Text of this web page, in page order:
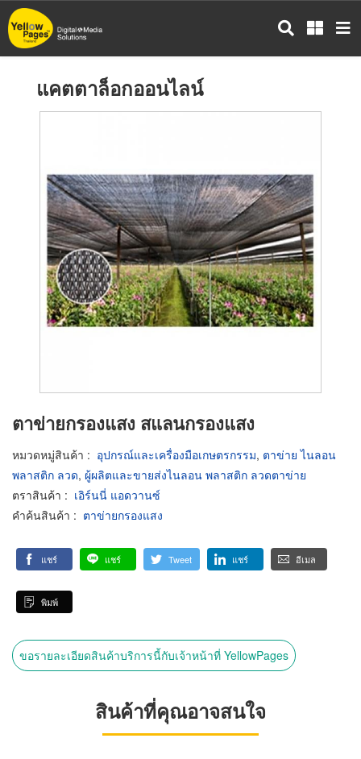
ข้าม
ไป
แคตตาล็อกออนไลน์
ตาข่ายกรองแสง สแลนกรองแสง
หมวดหมู่สินค้า : อุปกรณ์และเครื่องมือเกษตรกรรม, ตาข่าย ไนลอน
พลาสติก ลวด, ผู้ผลิตและขายส่งไนลอน พลาสติก ลวดตาข่าย
ตราสินค้า : เอิร์นนี่ แอดวานซ์
คำค้นสินค้า : ตาข่ายกรองแสง
แชร์ แชร์ Tweet แชร์ อีเมล
พิมพ์
ขอรายละเอียดสินค้าบริการนี้กับเจ้าหน้าที่ YellowPages
สินค้าที่คุณอาจสนใจ